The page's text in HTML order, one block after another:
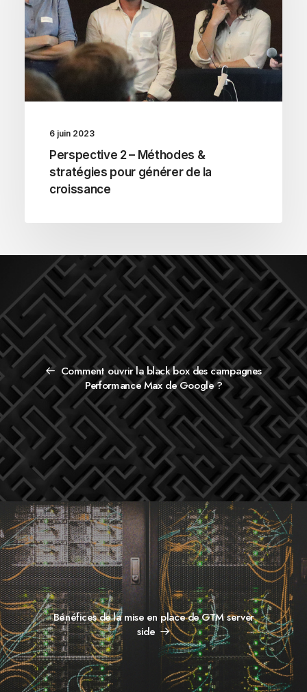
6 juin 2023
Perspective 2 – Méthodes &
stratégies pour générer de la
croissance
Comment ouvrir la black box des campagnes
Performance Max de Google ?
Bénéfices de la mise en place de GTM server
side